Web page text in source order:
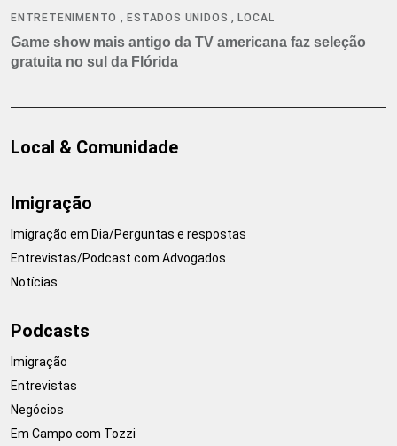
ENTRETENIMENTO ,ESTADOS UNIDOS ,LOCAL
Game show mais antigo da TV americana faz seleção
gratuita no sul da Flórida
Local & Comunidade
Imigração
Imigração em Dia/Perguntas e respostas
Entrevistas/Podcast com Advogados
Notícias
Podcasts
Imigração
Entrevistas
Negócios
Em Campo com Tozzi